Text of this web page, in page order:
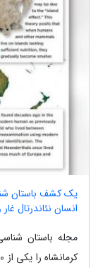
انسان نئاندرتال
مجله باستان